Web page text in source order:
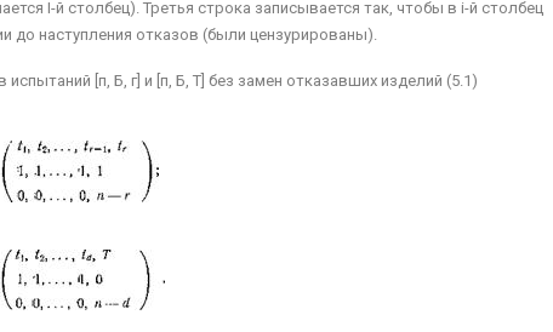
І-й столбец). Третья строка записывается так, чтобы в і-й столбец
до наступления отказов (были цензуриро­ваны).
[п, Б, г] и [п, Б, Т] без замен от­казавших изделий (5.1)